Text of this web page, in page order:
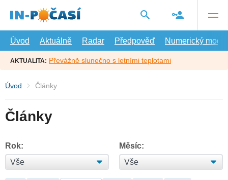
hlavní
Úvod
Aktuálně Radar Předpověď Numerický model
AKTUALITA: Převážně slunečno s letními teplotami
Úvod Články
Články
Rok: Měsíc: